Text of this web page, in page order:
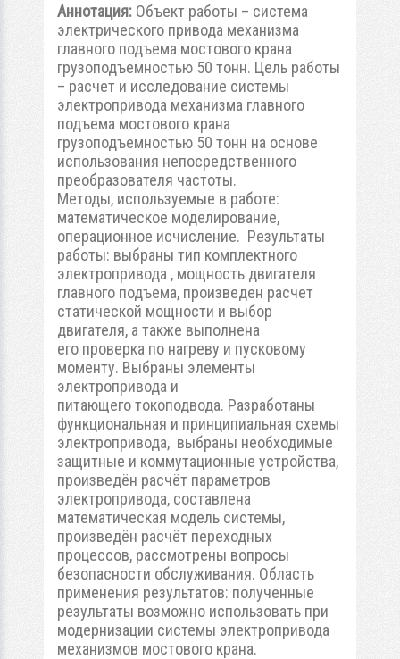
Аннотация: Объект работы – система
электрического привода механизма
главного подъема мостового крана
грузоподъемностью 50 тонн. Цель работы
– расчет и исследование системы
электропривода механизма главного
подъема мостового крана
грузоподъемностью 50 тонн на основе
использования непосредственного
преобразователя частоты.
Методы, используемые в работе:
математическое моделирование,
операционное исчисление. Результаты
работы: выбраны тип комплектного
электропривода , мощность двигателя
главного подъема, произведен расчет
статической мощности и выбор
двигателя, а также выполнена
его проверка по нагреву и пусковому
моменту. Выбраны элементы
электропривода и
питающего токоподвода. Разработаны
функциональная и принципиальная схемы
электропривода, выбраны необходимые
защитные и коммутационные устройства,
произведён расчёт параметров
электропривода, составлена
математическая модель системы,
произведён расчёт переходных
процессов, рассмотрены вопросы
безопасности обслуживания. Область
применения результатов: полученные
результаты возможно использовать при
модернизации системы электропривода
механизмов мостового крана.